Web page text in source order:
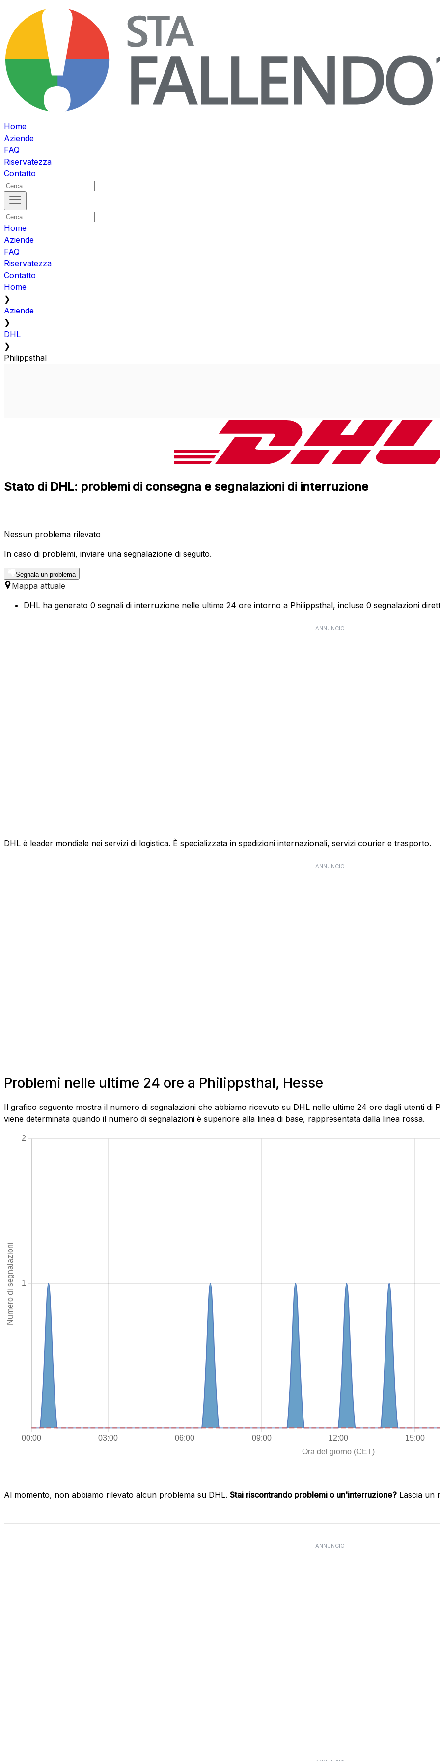
Home
Aziende
FAQ
Riservatezza
Contatto
Home
Aziende
FAQ
Riservatezza
Contatto
Home
❯
Aziende
❯
DHL
❯
Philippsthal
Stato di DHL: problemi di consegna e segnalazioni di interruzione
Nessun problema rilevato
In caso di problemi, inviare una segnalazione di seguito.
Segnala un problema
Mappa attuale
DHL ha generato 0 segnali di interruzione nelle ultime 24 ore intorno a Philippsthal, incluse 0 segnalazioni
ANNUNCIO
DHL è leader mondiale nei servizi di logistica. È specializzata in spedizioni internazionali, servizi courier e trasporto.
ANNUNCIO
Problemi nelle ultime 24 ore a Philippsthal, Hesse
Il grafico seguente mostra il numero di segnalazioni che abbiamo ricevuto su DHL nelle ultime 24 ore dagli utenti di
viene determinata quando il numero di segnalazioni è superiore alla linea di base, rappresentata dalla linea rossa.
Al momento, non abbiamo rilevato alcun problema su DHL. Stai riscontrando problemi o un'interruzione? Lascia un
ANNUNCIO